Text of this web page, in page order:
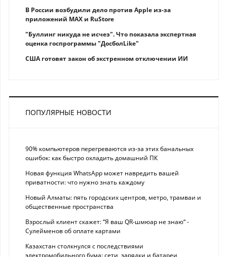
В России возбудили дело против Apple из-за
приложений MAX и RuStore
"Буллинг никуда не исчез". Что показала экспертная
оценка госпрограммы "ДосболLike"
США готовят закон об экстренном отключении ИИ
ПОПУЛЯРНЫЕ НОВОСТИ
90% компьютеров перегреваются из-за этих банальных
ошибок: как быстро охладить домашний ПК
Новая функция WhatsApp может навредить вашей
приватности: что нужно знать каждому
Новый Алматы: пять городских центров, метро, трамваи и
общественные пространства
Взрослый клиент скажет: “Я ваш QR-шмюар не знаю“ -
Сулейменов об оплате картами
Казахстан столкнулся с последствиями